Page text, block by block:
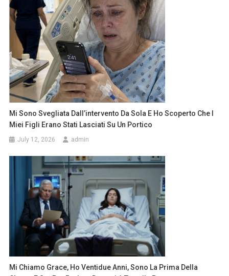
Mi Sono Svegliata Dall’intervento Da Sola E Ho Scoperto Che I
Miei Figli Erano Stati Lasciati Su Un Portico
July 12, 2026 admin
Mi Chiamo Grace, Ho Ventidue Anni, Sono La Prima Della